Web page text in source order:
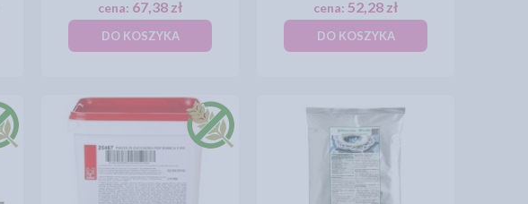
cena: 67,38 zł
DO KOSZYKA
cena: 52,28 zł
DO KOSZYKA